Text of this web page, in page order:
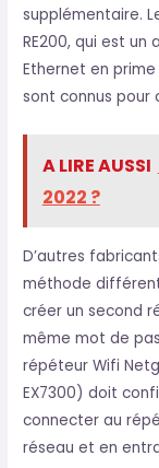
supplémentaire.
RE200, qui est un
Ethernet en
sont connus pour
A LIRE AUSSI
2022 ?
D’autres
méthode
créer un second
même mot de
répéteur Wifi
EX7300) doit
connecter au
réseau et en